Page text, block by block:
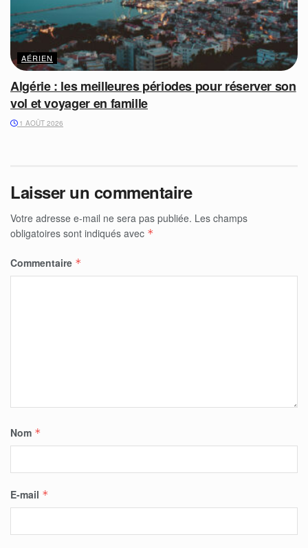
AÉRIEN
Algérie : les meilleures périodes pour réserver son
vol et voyager en famille
1 AOÛT 2026
Laisser un commentaire
Votre adresse e-mail ne sera pas publiée. Les champs
obligatoires sont indiqués avec *
Commentaire *
Nom *
E-mail *